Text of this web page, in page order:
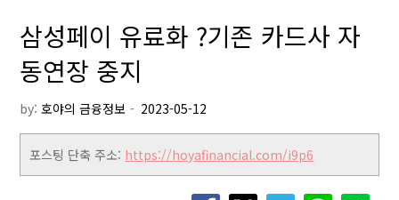
삼성페이 유료화 ?기존 카드사 자
동연장 중지
by:호야의 금융정보
포스팅 단축 주소: https://hoyafinancial.com/i9p6